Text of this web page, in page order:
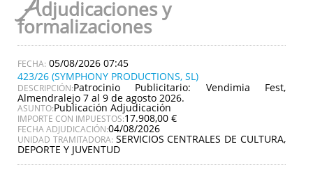
Adjudicaciones y
formalizaciones
05/08/2026 07:45
423/26 (SYMPHONY PRODUCTIONS, SL)
DESCRIPCIÓN:Patrocinio Publicitario: Vendimia Fest,
Almendralejo 7 al 9 de agosto 2026.
ASUNTO:Publicación Adjudicación
IMPORTE CON IMPUESTOS:17.908,00 €
FECHA ADJUDICACIÓN:04/08/2026
UNIDAD TRAMITADORA: SERVICIOS CENTRALES DE CULTURA,
DEPORTE Y JUVENTUD